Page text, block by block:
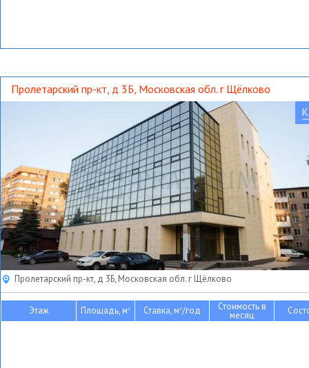
Пролетарский пр-кт, д 3Б, Московская обл. г Щёлково
Пролетарский пр-кт, д 3Б, Московская обл. г Щёлково
Этаж Площадь, м2 Ставка, м2/год Стоимость в
месяц